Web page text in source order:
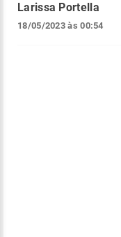
Larissa Portella
18/05/2023 às 00:54